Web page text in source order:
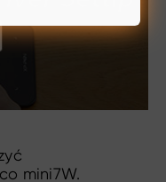
mini7W.